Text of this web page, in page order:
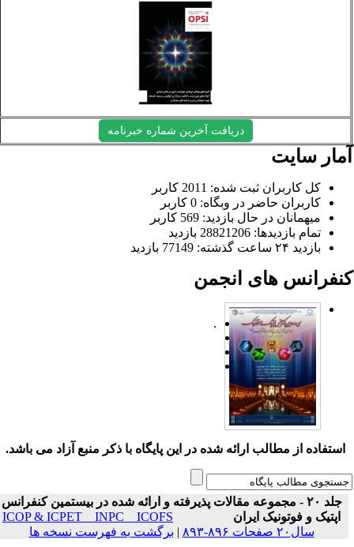
دریافت آخرین شماره خبرنامه
سایت
کل کاربران ثبت شده: 2011 کاربر
کاربران حاضر در وبگاه: 0 کاربر
میهمانان در حال بازدید: 569 کاربر
تمام بازدید‌ها: 28821206 بازدید
بازدید ۲۴ ساعت گذشته: 77149 بازدید
های انجمن
.
استفاده از مطالب ارائه شده در این پایگاه با ذکر منبع آزاد می باشد.
جلد ۲۰ - مجموعه مقالات پذیرفته و ارائه شده در بیستمین کنفرانس
اپتیک و فوتونیک ایران
ICOP & ICPET _ INPC _ ICOFS
سال۲۰ صفحات ۸۹۶-۸۹۳
| برگشت به فهرست نسخه ها